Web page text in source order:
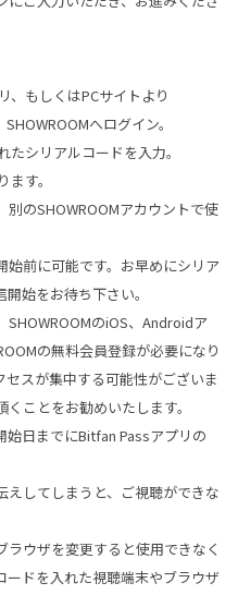
、もしくはPCサイトより
へログイン。
シリアルコードを入力。
す。
のSHOWROOMアカウントで使
前に可能です。お早めにシリア
始をお待ち下さい。
のiOS、Androidア
の無料会員登録が必要になり
スが集中する可能性がございま
ことをお勧めいたします。
日までにBitfan Passアプリの
してしまうと、ご視聴ができな
ウザを変更すると使用できなく
ードを入れた視聴端末やブラウザ